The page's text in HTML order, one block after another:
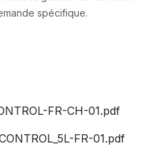
spécifique.
FR-CH-01.pdf
FR-01.pdf